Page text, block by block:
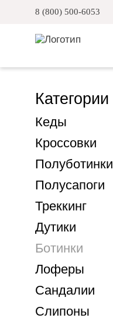
8 (800) 500-6053
Категории
Кеды
Кроссовки
Полуботинки
Полусапоги
Треккинг
Дутики
Ботинки
Лоферы
Сандалии
Слипоны